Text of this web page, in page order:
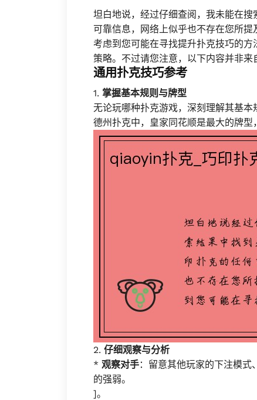
坦白地说，经过仔细查阅，我未能在
可靠信息，网络上似乎也不存在您所提
考虑到您可能在寻找提升扑克技巧的
策略。不过请您注意，以下内容并非来
通用扑克技巧参考
1. 掌握基本规则与牌型
无论玩哪种扑克游戏，深刻理解其基
德州扑克中，皇家同花顺是最大的牌型
2. 仔细观察与分析
* 观察对手：留意其他玩家的下注模
的强弱。
]。